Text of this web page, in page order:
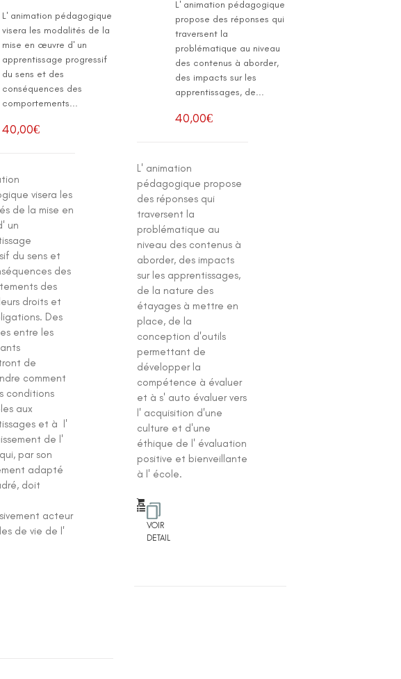
L' animation pédagogique
visera les modalités de la
mise en œuvre d' un
apprentissage progressif
du sens et des
conséquences des
comportements...
40,00€
visera les
de la mise en
un
du sens et
des
des
droits et
Des
entre les
de
comment
conditions
aux
et à l'
de l'
par son
adapté
doit
acteur
de vie de l'
L' animation pédagogique
propose des réponses qui
traversent la
problématique au niveau
des contenus à aborder,
des impacts sur les
apprentissages, de...
40,00€
L' animation
pédagogique propose
des réponses qui
traversent la
problématique au
niveau des contenus à
aborder, des impacts
sur les apprentissages,
de la nature des
étayages à mettre en
place, de la
conception d'outils
permettant de
développer la
compétence à évaluer
et à s' auto évaluer vers
l' acquisition d'une
culture et d'une
éthique de l' évaluation
positive et bienveillante
à l' école.
VOIR
DETAIL